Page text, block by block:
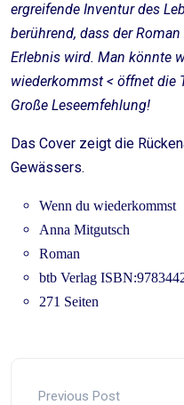
ergreifende Inventur des
berührend, dass der
Erlebnis wird. Man könnte
wiederkommst < öffnet die
Große Leseemfehlung!
Das Cover zeigt die
Gewässers.
Wenn du wiederkommst
Anna Mitgutsch
Roman
btb Verlag
271 Seiten
Previous Post